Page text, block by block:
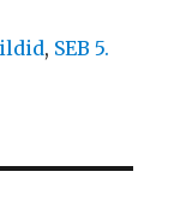
, SEB 5.